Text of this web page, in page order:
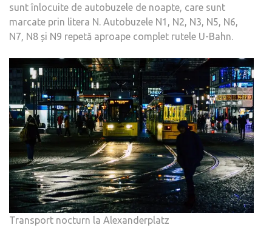
sunt înlocuite de autobuzele de noapte, care sunt
marcate prin litera N. Autobuzele N1, N2, N3, N5, N6,
N7, N8 și N9 repetă aproape complet rutele U-Bahn.
Transport nocturn la Alexanderplatz